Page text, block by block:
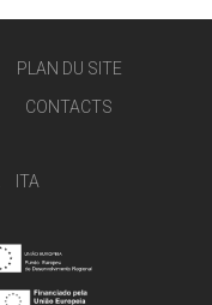
PLAN DU SITE
CONTACTS
ITA